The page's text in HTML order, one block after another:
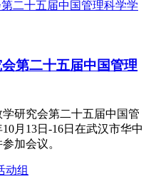
第二十五届中国管理
研究会第二十五届中国管
月13日-16日在武汉市华中
加会议。
动组